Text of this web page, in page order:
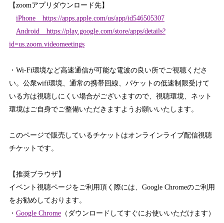
【zoomアプリダウンロード先】
iPhone https://apps.apple.com/us/app/id546505307
Android https://play.google.com/store/apps/details?
id=us.zoom.videomeetings
・Wi-Fi環境など高速通信が可能な電波の良い所でご視聴くださ
い。公衆wifi環境、通常の携帯回線、パケットの低速制限受けて
いる方は視聴しにくい場合がございますので、視聴環境、ネット
環境はご自身でご整備いただきますようお願いいたします。
このページで販売しているチケットはオンラインライブ配信視聴
チケットです。
【推奨ブラウザ】
イベント視聴ページをご利用頂く際には、Google Chromeのご利用
をお勧めしております。
・ Google Chrome（ダウンロードしてすぐにお使いいただけます）